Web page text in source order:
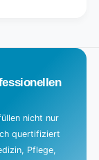
nicht nur
quertifiziert
Pflege,